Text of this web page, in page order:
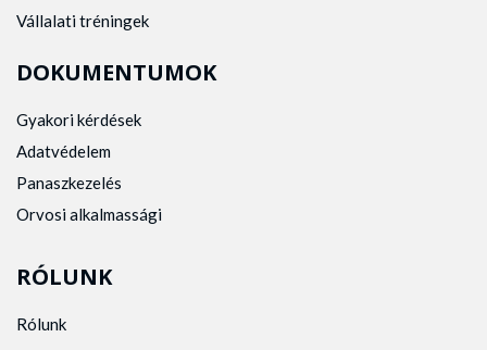
Vállalati tréningek
DOKUMENTUMOK
Gyakori kérdések
Adatvédelem
Panaszkezelés
Orvosi alkalmassági
RÓLUNK
Rólunk